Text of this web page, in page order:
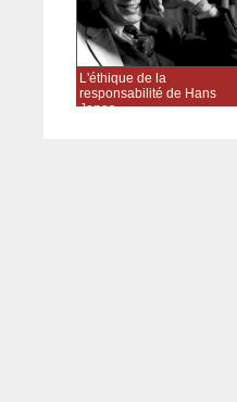
L'éthique de la
responsabilité de Hans
Jonas